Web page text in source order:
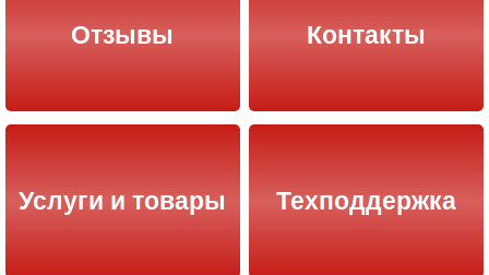
Отзывы Контакты
Услуги и товары Техподдержка